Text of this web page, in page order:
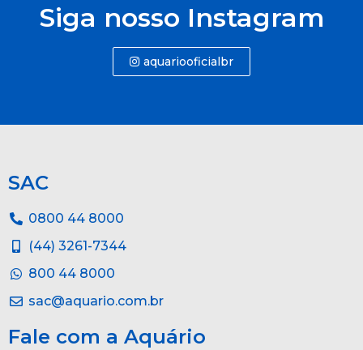
Siga nosso Instagram
aquariooficialbr
SAC
0800 44 8000
(44) 3261-7344
800 44 8000
sac@aquario.com.br
Fale com a Aquário